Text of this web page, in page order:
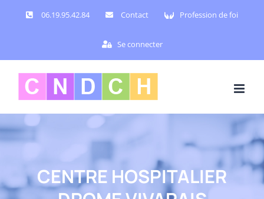
06.19.95.42.84 Contact Profession de foi
Se connecter
CENTRE HOSPITALIER